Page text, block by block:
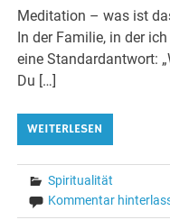
Meditation – was ist
In der Familie, in der
eine Standardantwort:
Du […]
WEITERLESEN
Spiritualität
Kommentar